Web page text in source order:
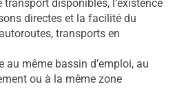
transport disponibles, l’existence
directes et la facilité du
transports en
au même bassin d’emploi, au
ou à la même zone